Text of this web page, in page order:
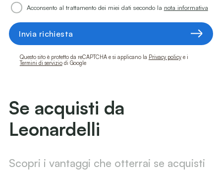
Acconsento al trattamento dei miei dati secondo la nota informativa
Invia richiesta
Questo sito è protetto da reCAPTCHA e si applicano la Privacy policye i
Termini di serviziodi Google
Se acquisti da
Leonardelli
Scopri i vantaggi che otterrai se acquisti